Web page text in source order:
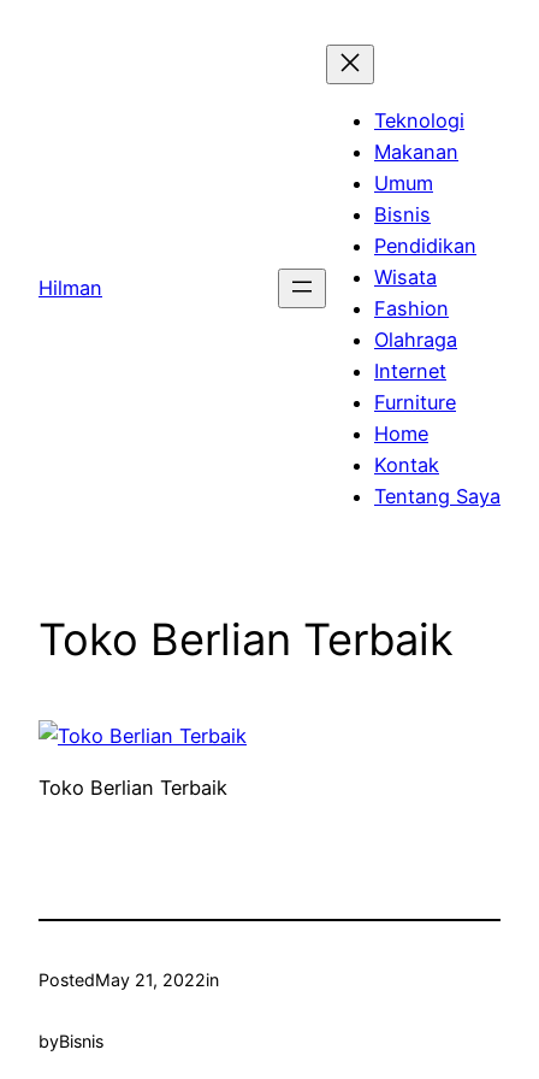
Hilman
Teknologi
Makanan
Umum
Bisnis
Pendidikan
Wisata
Fashion
Olahraga
Internet
Furniture
Home
Kontak
Tentang Saya
Toko Berlian Terbaik
Toko Berlian Terbaik
PostedMay 21, 2022in
byBisnis